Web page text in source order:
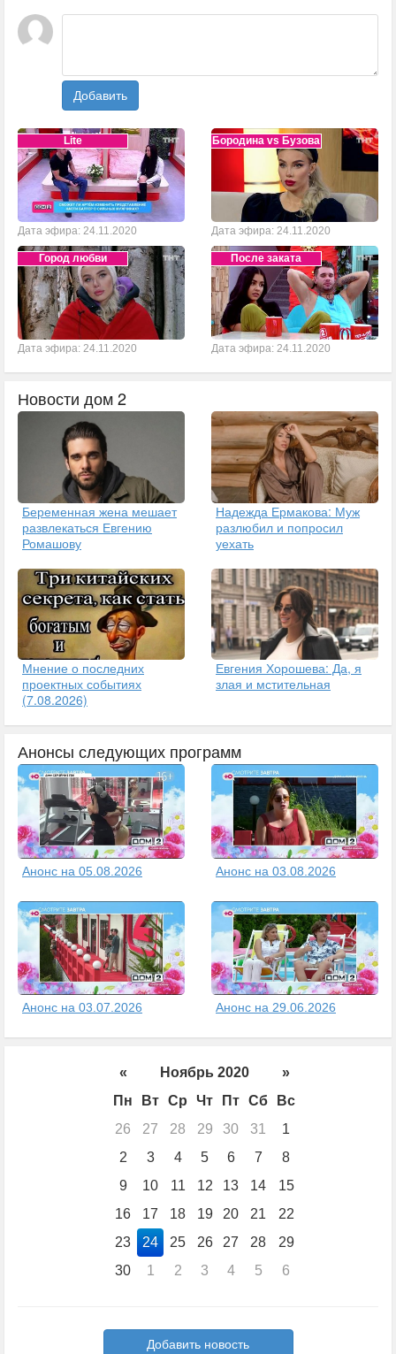
Добавить
Lite
Дата эфира: 24.11.2020
Бородина vs Бузова
Дата эфира: 24.11.2020
Город любви
Дата эфира: 24.11.2020
После заката
Дата эфира: 24.11.2020
Новости дом 2
Беременная жена мешает
развлекаться Евгению
Ромашову
Надежда Ермакова: Муж
разлюбил и попросил
уехать
Мнение о последних
проектных событиях
(7.08.2026)
Евгения Хорошева: Да, я
злая и мстительная
Анонсы следующих программ
Анонс на 05.08.2026 Анонс на 03.08.2026
Анонс на 03.07.2026 Анонс на 29.06.2026
« Ноябрь 2020
»
Пн
Вт Ср Чт Пт Сб
Вс
26
27 28 29 30 31
1
2
3 4 5 6 7
8
9
10 11 12 13 14
15
16
17 18 19 20 21
22
23
24 25 26 27 28
29
30
1 2 3 4 5 6
Добавить новость